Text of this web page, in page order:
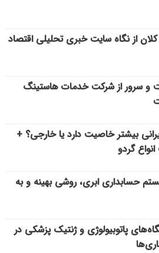
کلان از نگاه سایت خبری تحلیلی اقتصاد
و سرور از شرکت خدمات هاستینگ
بیشتر خاصیت دارد یا خارجی؟ +
گردو
حسابداری ابری، روشی بهینه و به
پاتوبیولوژی و ژنتیک پزشکی در